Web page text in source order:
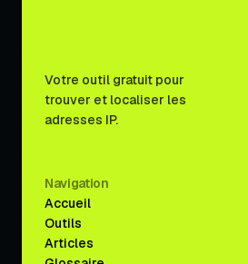
Votre outil gratuit pour
trouver et localiser les
adresses IP.
Navigation
Accueil
Outils
Articles